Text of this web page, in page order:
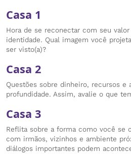
Casa 1
Hora de se reconectar com seu
identidade. Qual imagem você
ser visto(a)?
Casa 2
Questões sobre dinheiro, recursos e
profundidade. Assim, avalie o que
Casa 3
Reflita sobre a forma como você se
com irmãos, vizinhos e ambiente
diálogos importantes podem